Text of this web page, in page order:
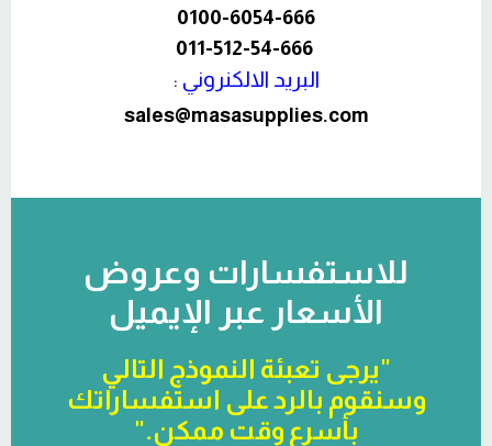
0100-6054-666
011-512-54-666
البريد الالكنروني :
sales@masasupplies.com
للاستفسارات وعروض
الأسعار عبر الإيميل
"يرجى تعبئة النموذج التالي
وسنقوم بالرد على استفساراتك
بأسرع وقت ممكن."